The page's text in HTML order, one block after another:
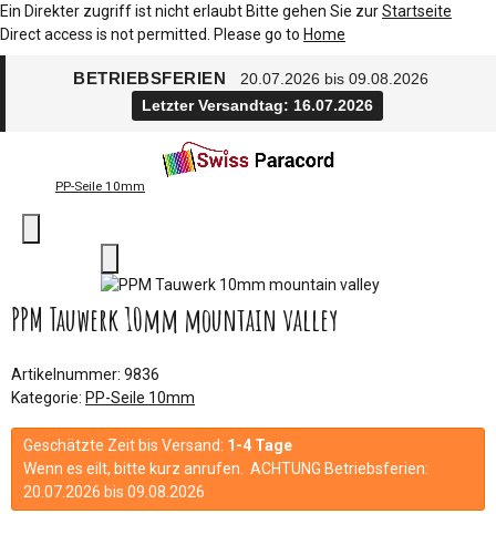
Ein Direkter zugriff ist nicht erlaubt Bitte gehen Sie zurStartseite
Direct access is not permitted. Please go to Home
BETRIEBSFERIEN
20.07.2026 bis 09.08.2026
Letzter Versandtag: 16.07.2026
PP-Seile 10mm
PPM Tauwerk 10mm mountain valley
Artikelnummer: 9836
Kategorie: PP-Seile 10mm
Geschätzte Zeit bis Versand: 1-4 Tage
Wenn es eilt, bitte kurz anrufen. ACHTUNG Betriebsferien:
20.07.2026 bis 09.08.2026